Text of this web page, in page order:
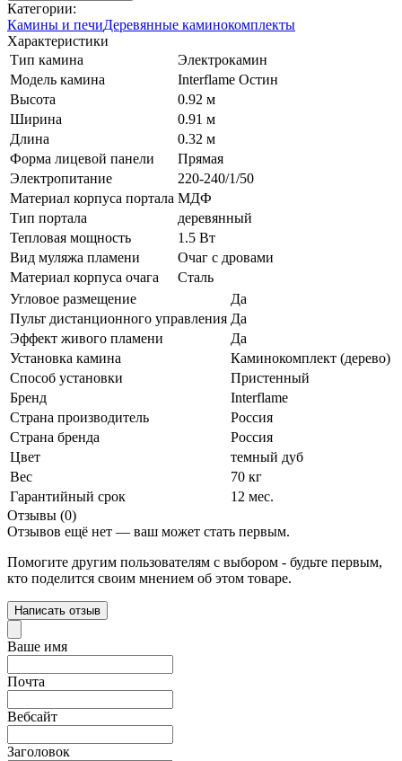
Категории:
Камины и печиДеревянные каминокомплекты
Характеристики
Тип камина
Электрокамин
Модель камина
Interflame Остин
Высота
0.92 м
Ширина
0.91 м
Длина
0.32 м
Форма лицевой панели
Прямая
Электропитание
220-240/1/50
Материал корпуса портала МДФ
Тип портала
деревянный
Тепловая мощность
1.5 Вт
Вид муляжа пламени
Очаг с дровами
Материал корпуса очага
Сталь
Угловое размещение
Да
Пульт дистанционного управления Да
Эффект живого пламени
Да
Установка камина
Каминокомплект (дерево)
Способ установки
Пристенный
Бренд
Interflame
Страна производитель
Россия
Страна бренда
Россия
Цвет
темный дуб
Вес
70 кг
Гарантийный срок
12 мес.
Отзывы (0)
Отзывов ещё нет — ваш может стать первым.
Помогите другим пользователям с выбором - будьте первым,
кто поделится своим мнением об этом товаре.
Написать отзыв
Ваше имя
Почта
Вебсайт
Заголовок